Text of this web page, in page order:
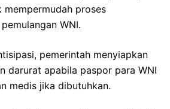
mempermudah proses
WNI.
pemerintah menyiapkan
darurat apabila paspor para WNI
medis jika dibutuhkan.